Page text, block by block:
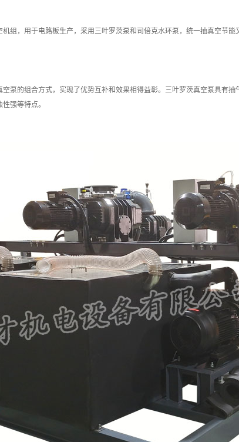
组，用于电路板生产，采用三叶罗茨泵和司倍克水环泵，统一抽真空节能
泵的组合方式，实现了优势互补和效果相得益彰。三叶罗茨真空泵具有抽
强等特点。